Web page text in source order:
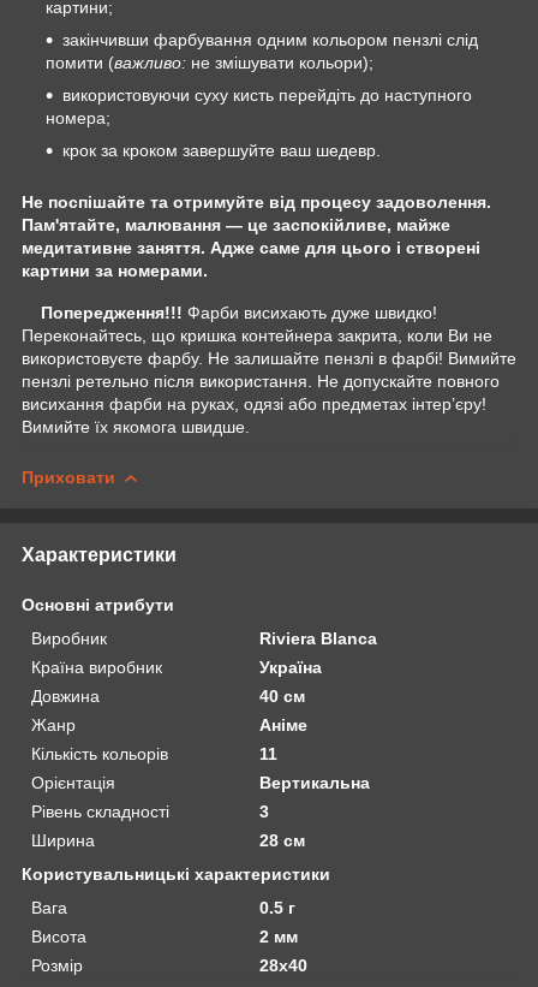
картини;
закінчивши фарбування одним кольором пензлі слід
помити (важливо: не змішувати кольори);
використовуючи суху кисть перейдіть до наступного
номера;
крок за кроком завершуйте ваш шедевр.
Не поспішайте та отримуйте від процесу задоволення.
Пам'ятайте, малювання — це заспокійливе, майже
медитативне заняття. Адже саме для цього і створені
картини за номерами.
Попередження!!! Фарби висихають дуже швидко!
Переконайтесь, що кришка контейнера закрита, коли Ви не
використовуєте фарбу. Не залишайте пензлі в фарбі! Вимийте
пензлі ретельно після використання. Не допускайте повного
висихання фарби на руках, одязі або предметах інтер’єру!
Вимийте їх якомога швидше.
Приховати
Характеристики
Основні атрибути
Виробник
Riviera Blanca
Країна виробник
Україна
Довжина
40 см
Жанр
Аніме
Кількість кольорів
11
Орієнтація
Вертикальна
Рівень складності
3
Ширина
28 см
Користувальницькі характеристики
Вага
0.5 г
Висота
2 мм
Розмір
28х40